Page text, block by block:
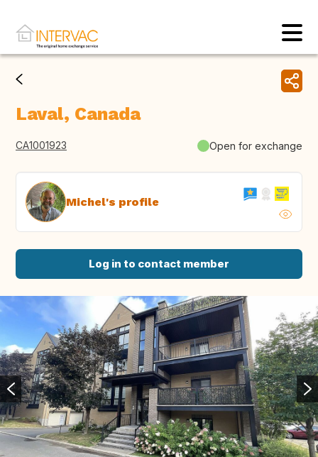
Laval, Canada
CA1001923 Open for exchange
Michel's profile
Log in to contact member